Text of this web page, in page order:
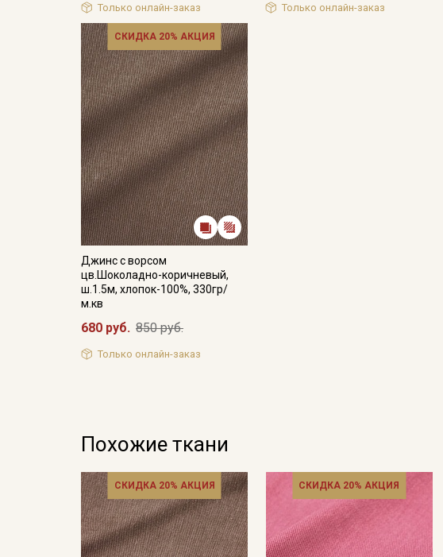
Только онлайн-заказ Только онлайн-заказ
СКИДКА 20% АКЦИЯ
Джинс с ворсом
цв.Шоколадно-коричневый,
ш.1.5м, хлопок-100%, 330гр/
м.кв
680 руб. 850 руб.
Только онлайн-заказ
Похожие ткани
СКИДКА 20% АКЦИЯ СКИДКА 20% АКЦИЯ